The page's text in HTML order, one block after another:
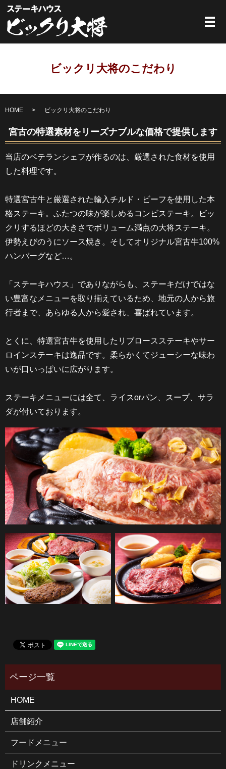
メ
ビックリ大将のこだわり
HOME ビックリ大将のこだわり
宮古の特選素材をリーズナブルな価格で提供します
当店のベテランシェフが作るのは、厳選された食材を使用
した料理です。
特選宮古牛と厳選された輸入チルド・ビーフを使用した本
格ステーキ。ふたつの味が楽しめるコンビステーキ。ビッ
クリするほどの大きさでボリューム満点の大将ステーキ。
伊勢えびのうにソース焼き。そしてオリジナル宮古牛100%
ハンバーグなど…。
「ステーキハウス」でありながらも、ステーキだけではな
い豊富なメニューを取り揃えているため、地元の人から旅
行者まで、あらゆる人から愛され、喜ばれています。
とくに、特選宮古牛を使用したリブロースステーキやサー
ロインステーキは逸品です。柔らかくてジューシーな味わ
いが口いっぱいに広がります。
ステーキメニューには全て、ライスorパン、スープ、サラ
ダが付いております。
HOME
店舗紹介
フードメニュー
ドリンクメニュー